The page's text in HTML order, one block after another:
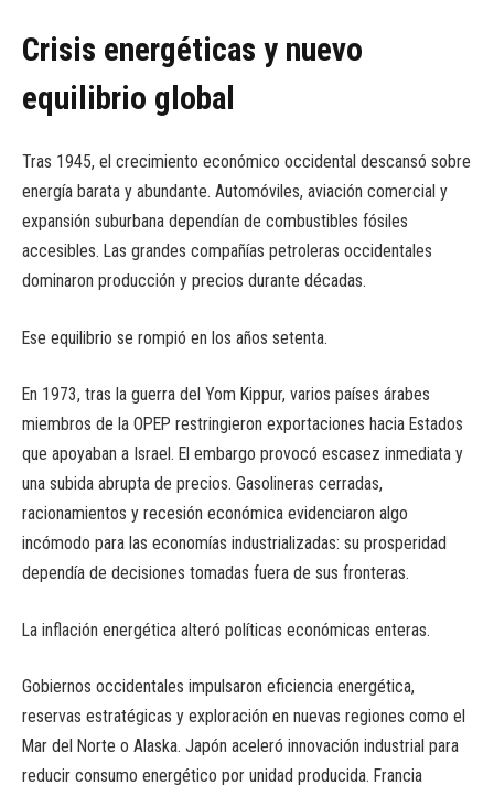
Crisis energéticas y nuevo
equilibrio global
Tras 1945, el crecimiento económico occidental descansó sobre
energía barata y abundante. Automóviles, aviación comercial y
expansión suburbana dependían de combustibles fósiles
accesibles. Las grandes compañías petroleras occidentales
dominaron producción y precios durante décadas.
Ese equilibrio se rompió en los años setenta.
En 1973, tras la guerra del Yom Kippur, varios países árabes
miembros de la OPEP restringieron exportaciones hacia Estados
que apoyaban a Israel. El embargo provocó escasez inmediata y
una subida abrupta de precios. Gasolineras cerradas,
racionamientos y recesión económica evidenciaron algo
incómodo para las economías industrializadas: su prosperidad
dependía de decisiones tomadas fuera de sus fronteras.
La inflación energética alteró políticas económicas enteras.
Gobiernos occidentales impulsaron eficiencia energética,
reservas estratégicas y exploración en nuevas regiones como el
Mar del Norte o Alaska. Japón aceleró innovación industrial para
reducir consumo energético por unidad producida. Francia